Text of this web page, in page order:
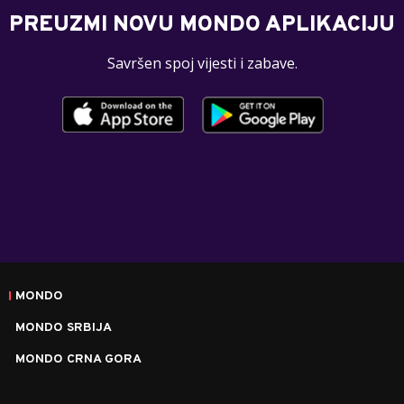
PREUZMI NOVU MONDO APLIKACIJU
Savršen spoj vijesti i zabave.
MONDO
MONDO SRBIJA
MONDO CRNA GORA